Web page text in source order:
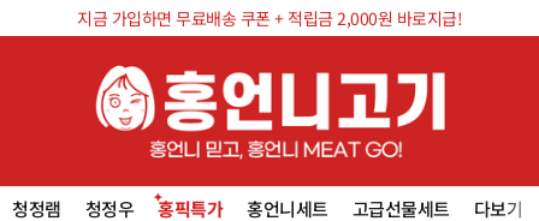
지금 가입하면 무료배송 쿠폰 + 적립금 2,000원 바로지급!
청정램 청정우 홍픽특가 홍언니세트 고급선물세트 다보기